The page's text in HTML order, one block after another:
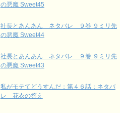
の悪魔 Sweet45
社長とあんあん ネタバレ ９巻 ９ミリ先
の悪魔 Sweet44
社長とあんあん ネタバレ ９巻 ９ミリ先
の悪魔 Sweet43
私がモテてどうすんだ：第４６話：ネタバ
レ 花衣の答え